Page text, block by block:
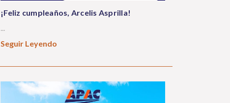
¡Feliz cumpleaños, Arcelis Asprilla!
...
Seguir Leyendo